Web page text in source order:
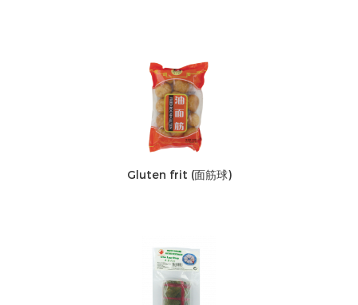
Gluten frit (面筋球)